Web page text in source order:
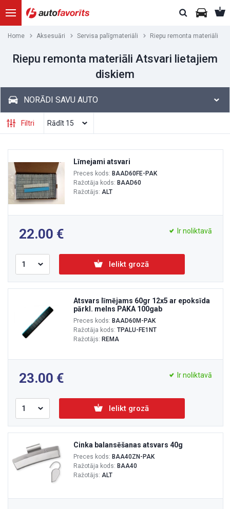
Home Aksesuāri Servisa palīgmateriāli Riepu remonta materiāli
Riepu remonta materiāli Atsvari lietajiem
diskiem
NORĀDI SAVU AUTO
Filtri
Līmejami atsvari
Preces kods: BAAD60FE-PAK
Ražotāja kods: BAAD60
Ražotājs: ALT
22.00 Ir noliktavā
Ielikt grozā
Atsvars līmējams 60gr 12x5 ar epoksīda
pārkl. melns PAKA 100gab
Preces kods: BAAD60M-PAK
Ražotāja kods: TPALU-FE1NT
Ražotājs: REMA
23.00 Ir noliktavā
Ielikt grozā
Cinka balansēšanas atsvars 40g
Preces kods: BAA40ZN-PAK
Ražotāja kods: BAA40
Ražotājs: ALT